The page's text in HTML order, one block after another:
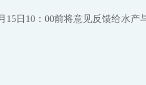
15日10：00前将意见反馈给水产